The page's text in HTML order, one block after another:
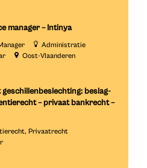
manager – Intinya
Administratie
Oost-Vlaanderen
geschillenbeslechting: beslag-
– privaat bankrecht –
Privaatrecht